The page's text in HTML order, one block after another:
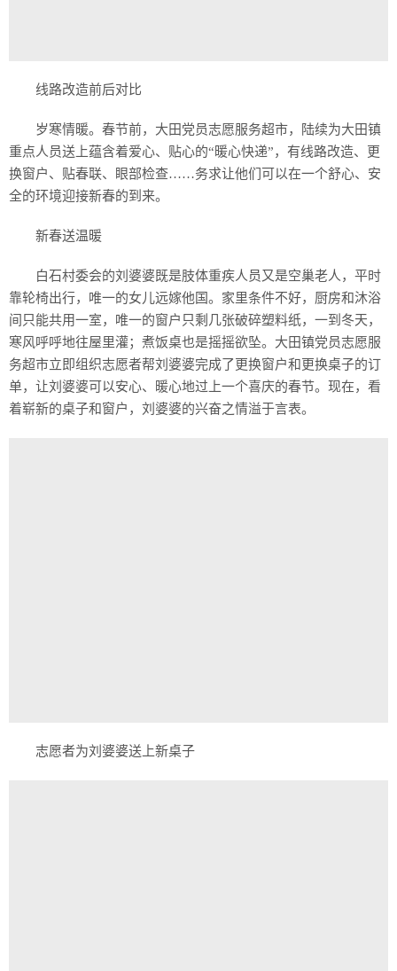
线路改造前后对比
岁寒情暖。春节前，大田党员志愿服务超市，陆续为大田镇
重点人员送上蕴含着爱心、贴心的“暖心快递”，有线路改造、更
换窗户、贴春联、眼部检查……务求让他们可以在一个舒心、安
全的环境迎接新春的到来。
新春送温暖
白石村委会的刘婆婆既是肢体重疾人员又是空巢老人，平时
靠轮椅出行，唯一的女儿远嫁他国。家里条件不好，厨房和沐浴
间只能共用一室，唯一的窗户只剩几张破碎塑料纸，一到冬天，
寒风呼呼地往屋里灌；煮饭桌也是摇摇欲坠。大田镇党员志愿服
务超市立即组织志愿者帮刘婆婆完成了更换窗户和更换桌子的订
单，让刘婆婆可以安心、暖心地过上一个喜庆的春节。现在，看
着崭新的桌子和窗户，刘婆婆的兴奋之情溢于言表。
志愿者为刘婆婆送上新桌子